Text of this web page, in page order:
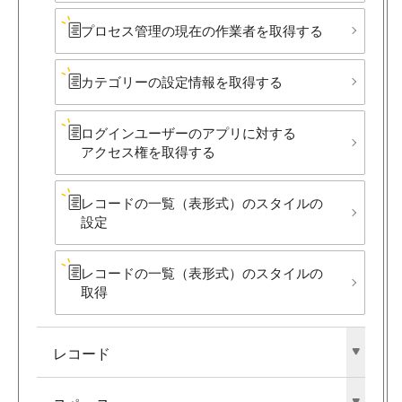
プロセス管理の​現在の​作業者を​取得する
カテゴリーの​設定情報を​取得する
ログインユーザーの​アプリに​対する​
アクセス権を​取得する
レコードの​一覧​（表形式）の​スタイルの​
設定
レコードの​一覧​（表形式）の​スタイルの​
取得
レコード